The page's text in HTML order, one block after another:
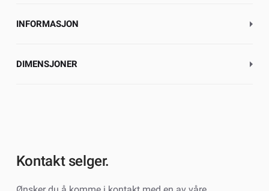
INFORMASJON
DIMENSJONER
Kontakt selger.